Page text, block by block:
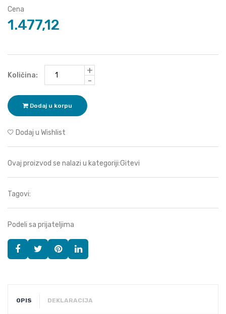
Cena
1.477,12
Količina:
+
-
Dodaj u korpu
Dodaj u Wishlist
Ovaj proizvod se nalazi u kategoriji:Gitevi
Tagovi:
Podeli sa prijateljima
OPIS DEKLARACIJA